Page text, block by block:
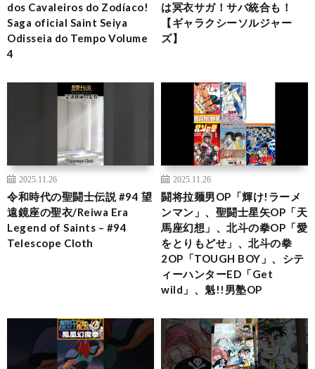
dos Cavaleiros do Zodíaco!
Saga oficial Saint Seiya
Odisseia do Tempo Volume
4
は冥衣サガ！サバ統合も！
【ギャラクシーソルジャー
ズ】
2025.11.26
令和時代の聖闘士伝説 #94 望
遠鏡座の聖衣/Reiwa Era
Legend of Saints – #94
Telescope Cloth
2025.11.26
闘将拉麺男OP「輝け!ラーメ
ンマン」、聖闘士星矢OP「天
馬座幻想」、北斗の拳OP「愛
をとりもどせ」、北斗の拳
2OP「TOUGH BOY」、シテ
ィーハンターED「Get
wild」、魁!!男塾OP